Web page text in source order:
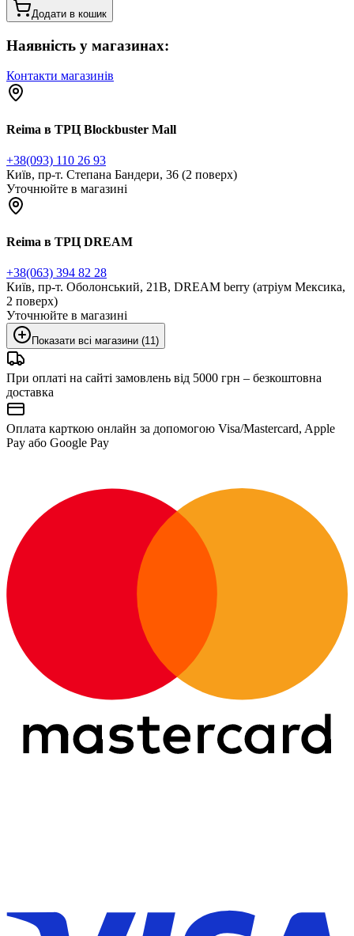
Додати в кошик
Наявність у магазинах:
Контакти магазинів
Reima в ТРЦ Blockbuster Mall
+38(093) 110 26 93
Київ, пр-т. Степана Бандери, 36 (2 поверх)
Уточнюйте в магазині
Reima в ТРЦ DREAM
+38(063) 394 82 28
Київ, пр-т. Оболонський, 21В, DREAM berry (атріум Мексика,
2 поверх)
Уточнюйте в магазині
Показати всі магазини (11)
При оплаті на сайті замовлень від 5000 грн – безкоштовна
доставка
Оплата карткою онлайн за допомогою Visa/Mastercard, Apple
Pay або Google Pay